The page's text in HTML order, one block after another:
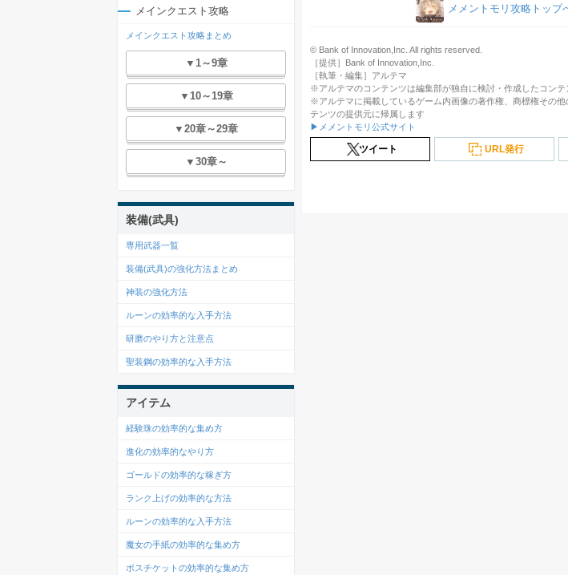
メメントモリ攻略トップ
© Bank of Innovation,Inc. All rights reserved.
［提供］Bank of Innovation,Inc.
［執筆・編集］アルテマ
※アルテマのコンテンツは編集部が独自に検討・作成したコンテ
※アルテマに掲載しているゲーム内画像の著作権、商標権その他
テンツの提供元に帰属します
▶メメントモリ公式サイト
ツイート URL発行
メインクエスト攻略
メインクエスト攻略まとめ
▼1～9章
▼10～19章
▼20章～29章
▼30章～
装備(武具)
専用武器一覧
装備(武具)の強化方法まとめ
神装の強化方法
ルーンの効率的な入手方法
研磨のやり方と注意点
聖装鋼の効率的な入手方法
アイテム
経験珠の効率的な集め方
進化の効率的なやり方
ゴールドの効率的な稼ぎ方
ランク上げの効率的な方法
ルーンの効率的な入手方法
魔女の手紙の効率的な集め方
ボスチケットの効率的な集め方